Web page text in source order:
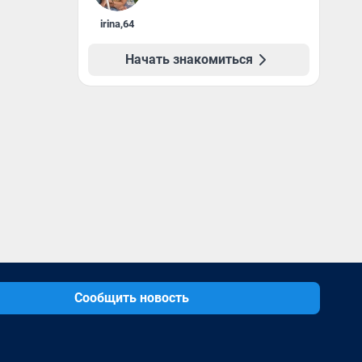
irina,64
Начать знакомиться
Сообщить новость